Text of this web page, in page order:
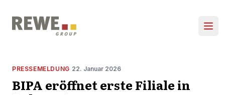
PRESSEMELDUNG 22. Januar 2026
BIPA eröffnet erste Filiale in